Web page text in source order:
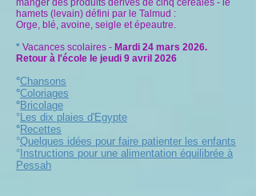
manger des produits dérivés de cinq céréales - le
hamets (levain) défini par le Talmud :
Orge, blé, avoine, seigle et épeautre.
* Vacances scolaires - Mardi 24 mars 2026.
Retour à l'école le jeudi 9 avril 2026​​​
°Chansons
°Coloriages
°Bricolage
°Les dix plaies d'Egypte
°Recettes
°Quelques idées pour faire patienter les enfants
° Instructions pour une alimentation équilibrée à
Pessah